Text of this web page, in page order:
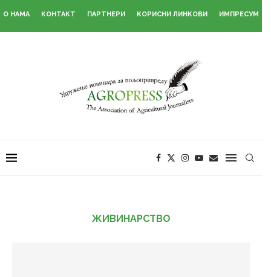
О НАМА КОНТАКТ ПАРТНЕРИ КОРИСНИ ЛИНКОВИ ИМПРЕСУМ
ЖИВИНАРСТВО